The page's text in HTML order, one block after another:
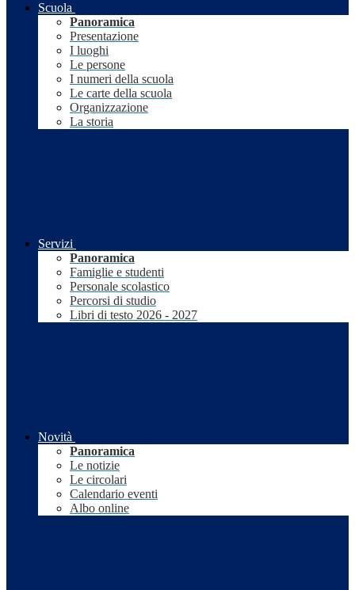
Scuola
Panoramica
Presentazione
I luoghi
Le persone
I numeri della scuola
Le carte della scuola
Organizzazione
La storia
Servizi
Panoramica
Famiglie e studenti
Personale scolastico
Percorsi di studio
Libri di testo 2026 - 2027
Novità
Panoramica
Le notizie
Le circolari
Calendario eventi
Albo online